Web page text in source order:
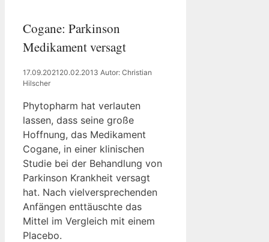
Cogane: Parkinson
Medikament versagt
17.09.2021 20.02.2013 Autor: Christian
Hilscher
Phytopharm hat verlauten
lassen, dass seine große
Hoffnung, das Medikament
Cogane, in einer klinischen
Studie bei der Behandlung von
Parkinson Krankheit versagt
hat. Nach vielversprechenden
Anfängen enttäuschte das
Mittel im Vergleich mit einem
Placebo.